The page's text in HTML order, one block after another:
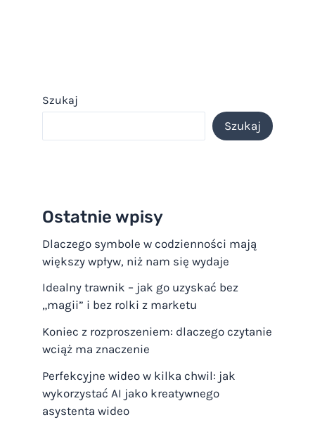
Szukaj
Szukaj
Ostatnie wpisy
Dlaczego symbole w codzienności mają
większy wpływ, niż nam się wydaje
Idealny trawnik – jak go uzyskać bez
„magii” i bez rolki z marketu
Koniec z rozproszeniem: dlaczego czytanie
wciąż ma znaczenie
Perfekcyjne wideo w kilka chwil: jak
wykorzystać AI jako kreatywnego
asystenta wideo